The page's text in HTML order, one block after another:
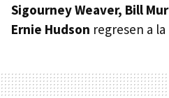
Sigourney Weaver, Bill
Ernie Hudson regresen a